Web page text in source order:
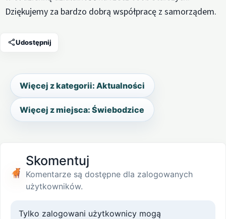
Dziękujemy za bardzo dobrą współpracę z samorządem.
Udostępnij
Więcej z kategorii: Aktualności
Więcej z miejsca: Świebodzice
Skomentuj
Komentarze są dostępne dla zalogowanych
użytkowników.
Tylko zalogowani użytkownicy mogą